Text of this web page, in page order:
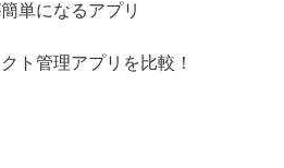
単になるアプリ
ト管理アプリを比較！